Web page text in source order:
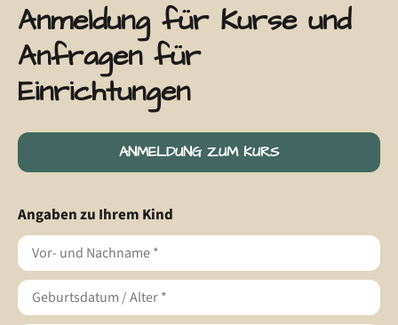
Anmeldung für Kurse und
Anfragen für
Einrichtungen
ANMELDUNG ZUM KURS
Angaben zu Ihrem Kind